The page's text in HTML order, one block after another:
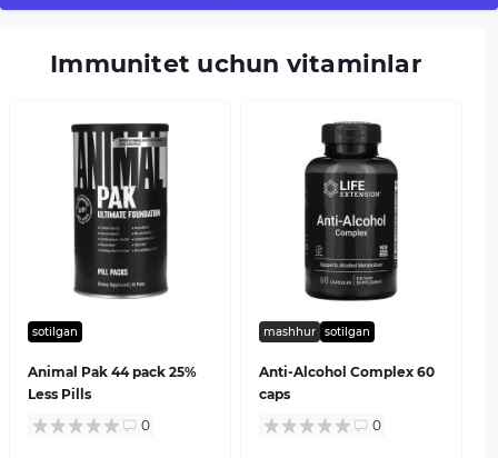
Immunitet uchun vitaminlar
sotilgan
Animal Pak 44 pack 25%
Less Pills
0
mashhur sotilgan
Anti-Alcohol Complex 60
caps
0